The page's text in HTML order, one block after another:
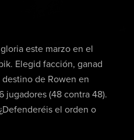
este marzo en el
Elegid facción, ganad
de Rowen en
jugadores (48 contra 48).
el orden o